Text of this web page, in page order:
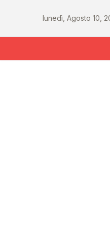
lunedì, Agosto 10,